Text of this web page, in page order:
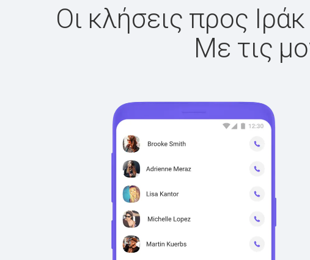
Οι κλήσεις προς
Με τις